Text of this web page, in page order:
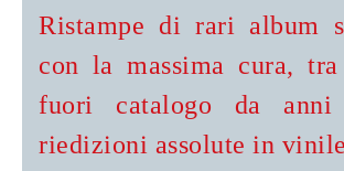
Ristampe di rari album
con la massima cura,
fuori catalogo da
riedizioni assolute in vinile